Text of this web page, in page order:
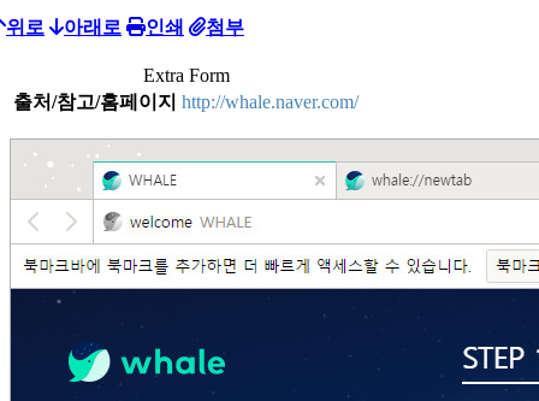
위로 아래로 인쇄 첨부
Extra Form
출처/참고/홈페이지 http://whale.naver.com/